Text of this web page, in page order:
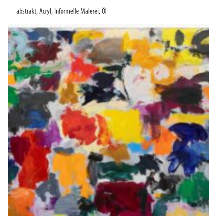
abstrakt,Acryl , Informelle Malerei,Öl